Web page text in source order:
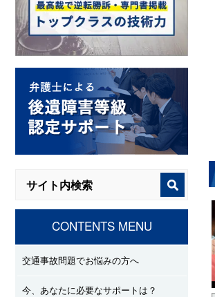
CONTENTS MENU
交通事故問題でお悩みの方へ
今、あなたに必要なサポートは？